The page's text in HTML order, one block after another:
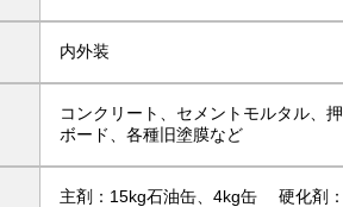
内外装
コンクリート、セメントモルタル、
ボード、各種旧塗膜など
主剤：15kg石油缶、4kg缶 硬化剤